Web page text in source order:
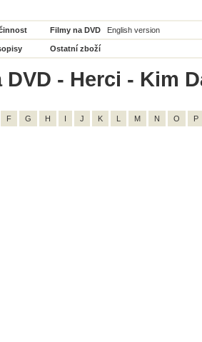
Filmy na DVD English version
Ostatní zboží
DVD - Herci - Kim
F G H I J K L M N O P